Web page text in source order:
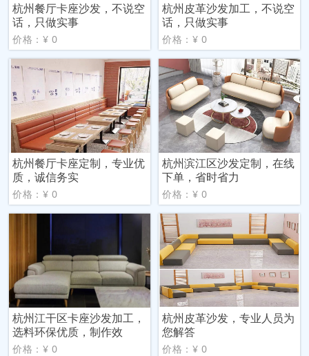
杭州餐厅卡座沙发，不说空
话，只做实事
价格：¥ 0
杭州皮革沙发加工，不说空
话，只做实事
价格：¥ 0
杭州餐厅卡座定制，专业优
质，诚信务实
价格：¥ 0
杭州滨江区沙发定制，在线
下单，省时省力
价格：¥ 0
杭州江干区卡座沙发加工，
选料环保优质，制作效
价格：¥ 0
杭州皮革沙发，专业人员为
您解答
价格：¥ 0